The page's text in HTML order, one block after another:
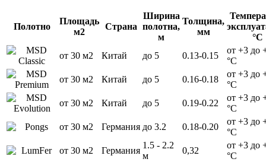
Полотно
Площадь
м2
Страна
Ширина
полотна,
м
Толщина,
мм
°С
от 30 м2
Китай до 5 0.13-0.15
от +3 до
°С
от 30 м2
Китай до 5 0.16-0.18
от +3 до
°С
от 30 м2
Китай до 5 0.19-0.22
от +3 до
°С
от 30 м2
Германия до 3.2 0.18-0.20
от +3 до
°С
от 30 м2
Германия
1.5 - 2.2
м
0,32
от +3 до
°С